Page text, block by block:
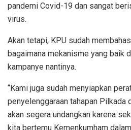
pandemi Covid-19 dan sangat
virus.
Akan tetapi, KPU sudah
bagaimana mekanisme yang baik
kampanye nantinya.
“Kami juga sudah menyiapkan
penyelenggaraan tahapan Pilkada
akan segera undangkan karena
kita bertemu Kemenkumham